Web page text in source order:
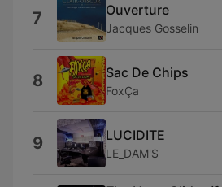
7 Ouverture
Jacques Gosselin
8 Sac De Chips
FoxÇa
9 LUCIDITE
LE_DAM'S